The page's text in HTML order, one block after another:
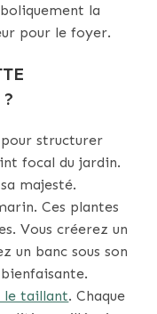
la
pour le foyer.
structurer
focal du jardin.
majesté.
Ces plantes
Vous créerez un
un banc sous son
le taillant. Chaque